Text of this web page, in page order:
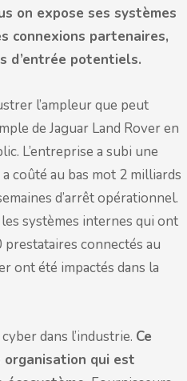
on expose ses systèmes
connexions partenaires,
d’entrée potentiels.
l’ampleur que peut
de Jaguar Land Rover en
L’entreprise a subi une
coûté au bas mot 2 milliards
d’arrêt opérationnel.
systèmes internes qui ont
connectés au
ont été impactés dans la
dans l’industrie. Ce
organisation qui est